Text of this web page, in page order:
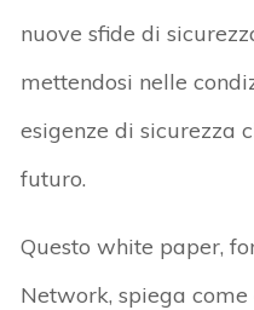
nuove sfide di
mettendosi nelle
esigenze di sicurezza
futuro.
Questo white paper,
Network, spiega